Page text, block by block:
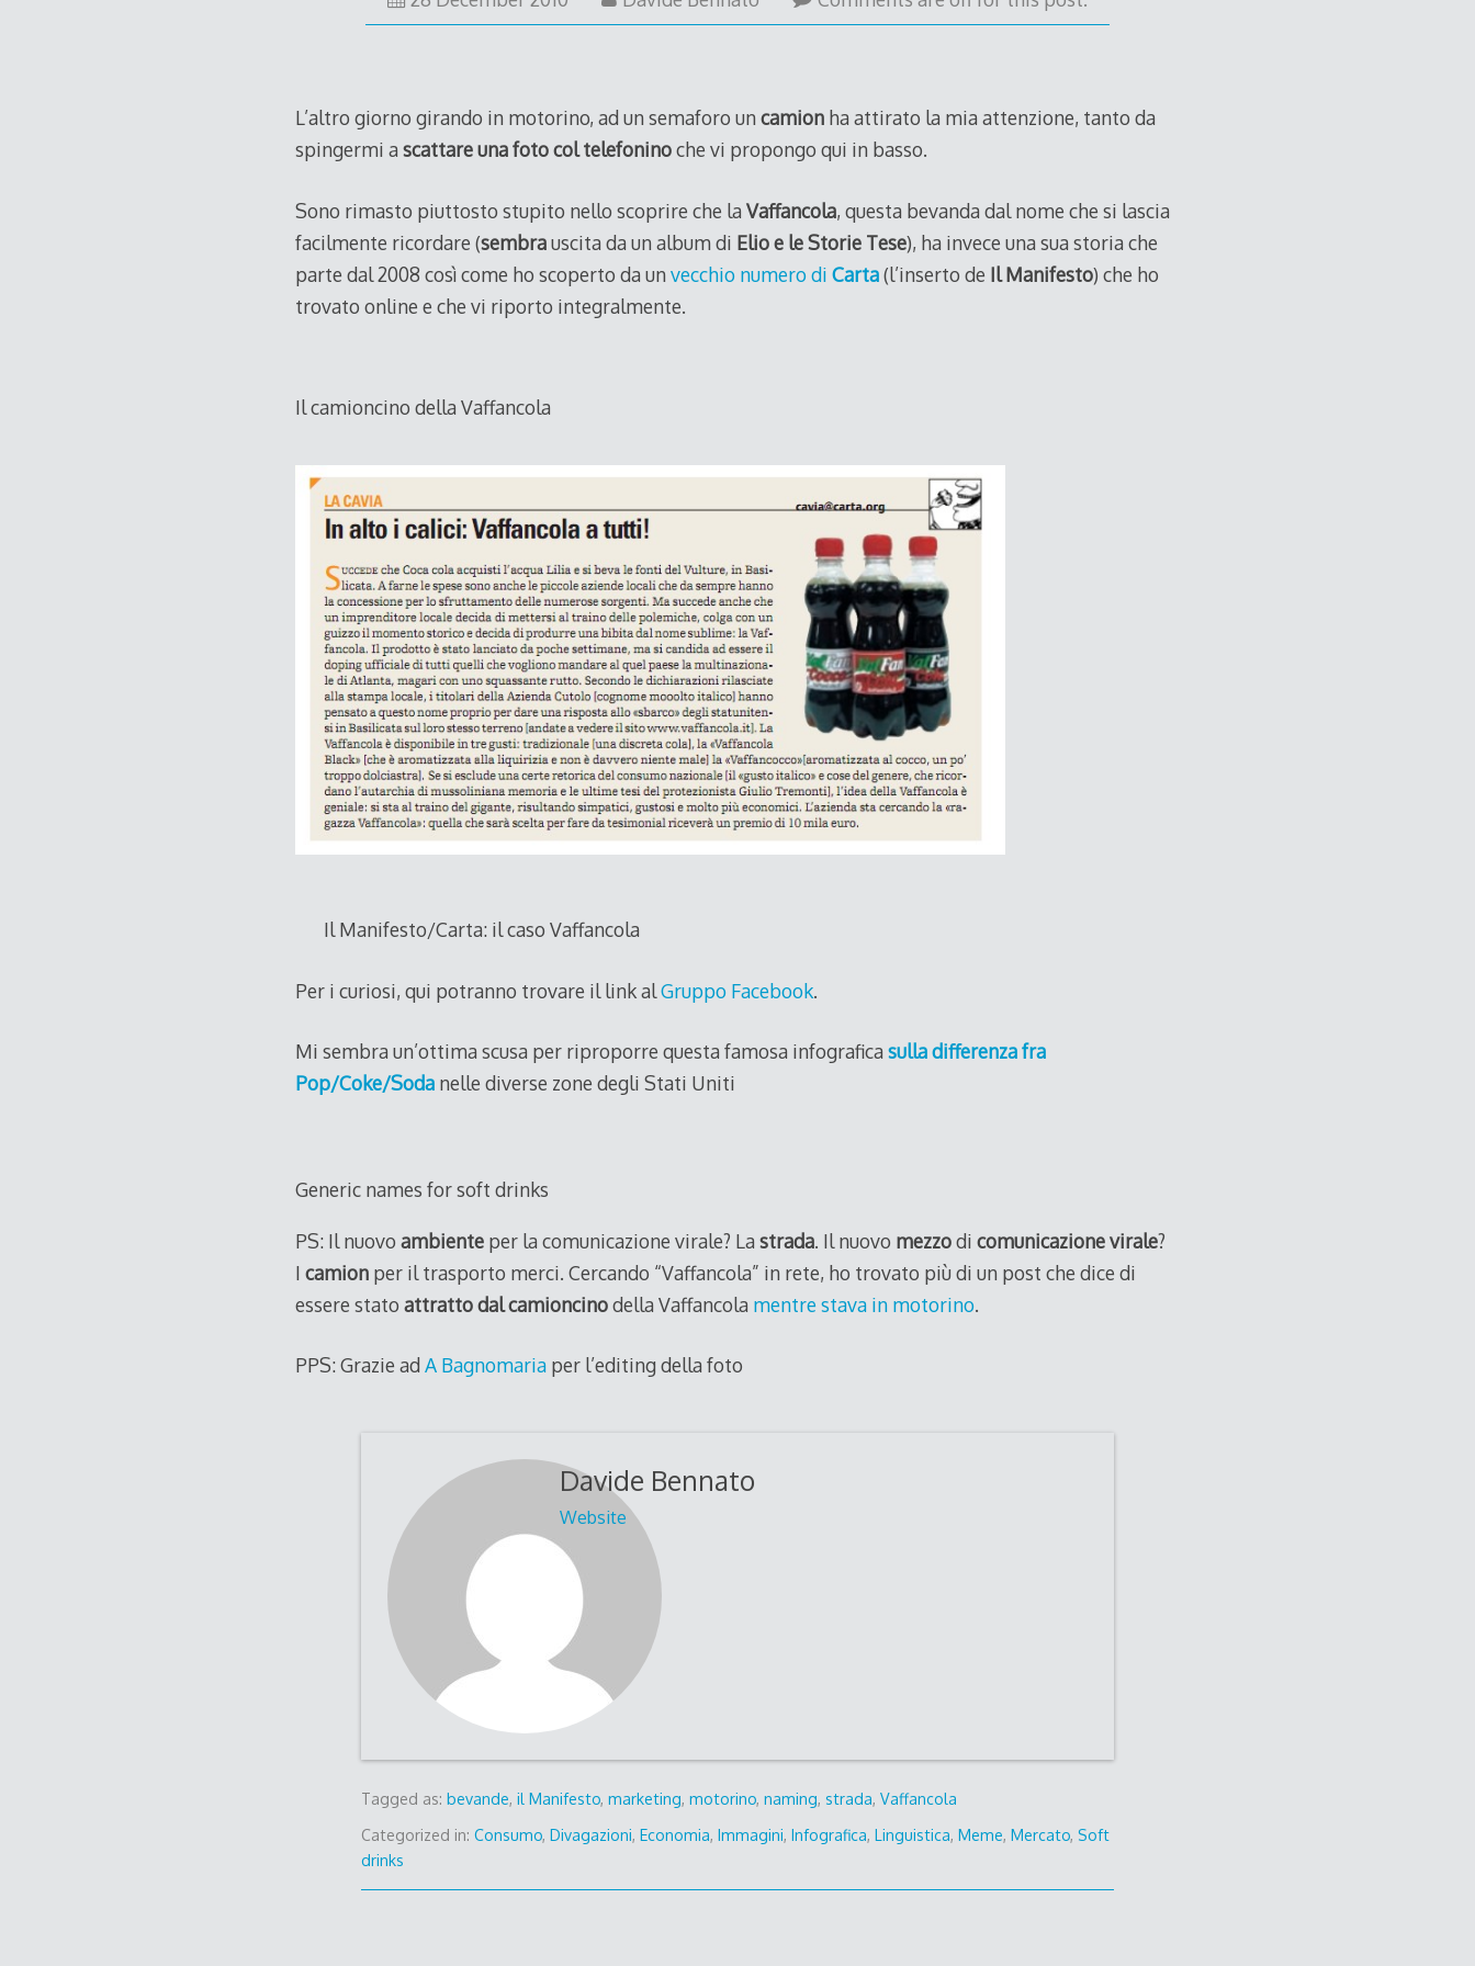
December
L’altro giorno girando in motorino, ad un semaforo uncamion ha attirato la mia attenzione, tanto da
spingermi ascattare una foto col telefoninoche vi propongo qui in basso.
Sono rimasto piuttosto stupito nello scoprire che laVaffancola, questa bevanda dal nome che si lascia
facilmente ricordare (sembrauscita da un album di Elio e le Storie Tese), ha invece una sua storia che
parte dal 2008 così come ho scoperto da unvecchio numero di Carta(l’inserto de Il Manifesto) che ho
trovato online e che vi riporto integralmente.
Il camioncino della Vaffancola
Il Manifesto/Carta: il caso Vaffancola
Per i curiosi, qui potranno trovare il link alGruppo Facebook.
Mi sembra un’ottima scusa per riproporre questa famosa infograficasulla differenza fra
Pop/Coke/Sodanelle diverse zone degli Stati Uniti
Generic names for soft drinks
PS: Il nuovo ambienteper la comunicazione virale? Lastrada. Il nuovo mezzodi comunicazione virale?
I camion per il trasporto merci. Cercando “Vaffancola” in rete, ho trovato più di un post che dice di
essere stato attratto dal camioncinodella Vaffancola mentre stava in motorino.
PPS: Grazie adA Bagnomariaper l’editing della foto
Davide Bennato
Website
Tagged as:bevande,il Manifesto,marketing,motorino,naming,strada,Vaffancola
Categorized in:Consumo,Divagazioni,Economia,Immagini,Infografica,Linguistica,Meme,Mercato,Soft
drinks